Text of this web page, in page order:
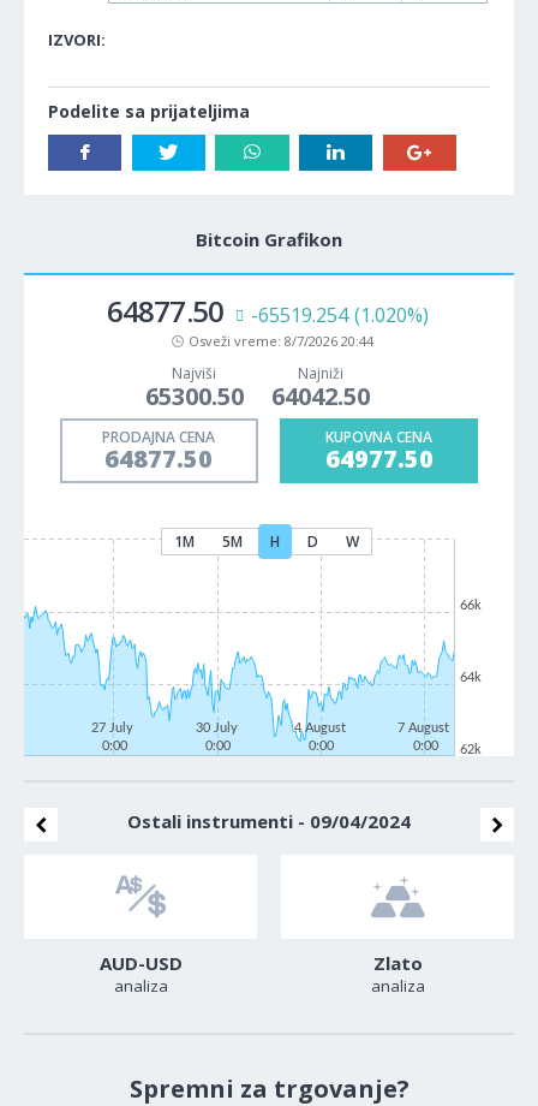
IZVORI:
Podelite sa prijateljima
Bitcoin Grafikon
64877.50 -65519.254 (1.020%)
Osveži vreme: 8/7/2026 20:44
Najviši
65300.50
Najniži
64042.50
PRODAJNA CENA
64877.50
KUPOVNA CENA
64977.50
1M 5M H D W
27 July
0:00
30 July
0:00
4 August
0:00
7 August
0:00
62k
64k
66k
Ostali instrumenti - 09/04/2024
AUD-USD
analiza
Zlato
analiza
Spremni za trgovanje?